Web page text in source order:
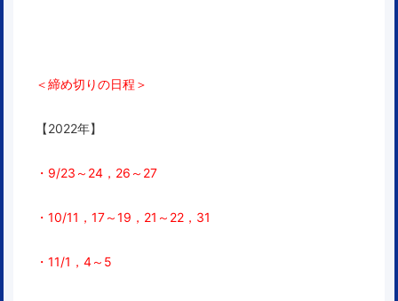
＜締め切りの日程＞
【2022年】
・9/23～24，26～27
・10/11，17～19，21～22，31
・11/1，4～5